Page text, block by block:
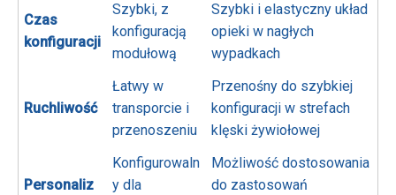
Czas
konfiguracji
Szybki, z
konfiguracją
modułową
Szybki i elastyczny układ
opieki w nagłych
wypadkach
Ruchliwość
Łatwy w
transporcie i
przenoszeniu
Przenośny do szybkiej
konfiguracji w strefach
klęski żywiołowej
Personaliz
Konfigurowaln
y dla
Możliwość dostosowania
do zastosowań